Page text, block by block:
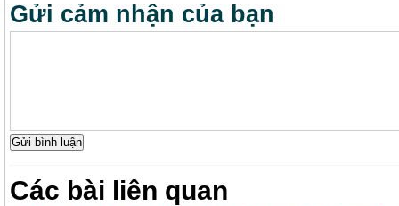
Gửi cảm nhận của bạn
Các bài liên quan